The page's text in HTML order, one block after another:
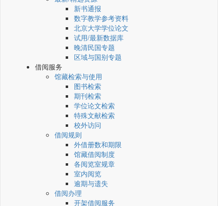
新书通报
数字教学参考资料
北京大学学位论文
试用/最新数据库
晚清民国专题
区域与国别专题
借阅服务
馆藏检索与使用
图书检索
期刊检索
学位论文检索
特殊文献检索
校外访问
借阅规则
外借册数和期限
馆藏借阅制度
各阅览室规章
室内阅览
逾期与遗失
借阅办理
开架借阅服务